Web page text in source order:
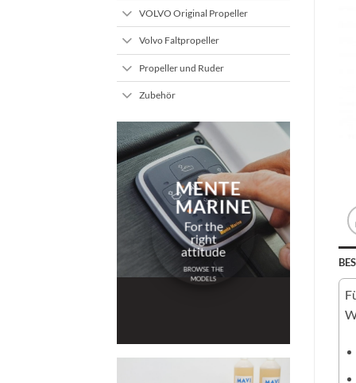
VOLVO Original Propeller
Volvo Faltpropeller
Propeller und Ruder
Zubehör
MENTE
MARINE
For the
right
attitude
BROWSE THE
MODELS